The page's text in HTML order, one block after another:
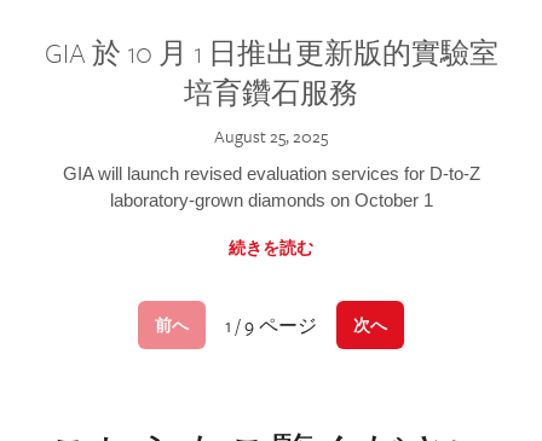
GIA 於 10 月 1 日推出更新版的實驗室
培育鑽石服務
August 25, 2025
GIA will launch revised evaluation services for D-to-Z
laboratory-grown diamonds on October 1
続きを読む
前へ 1 / 9 ページ 次へ